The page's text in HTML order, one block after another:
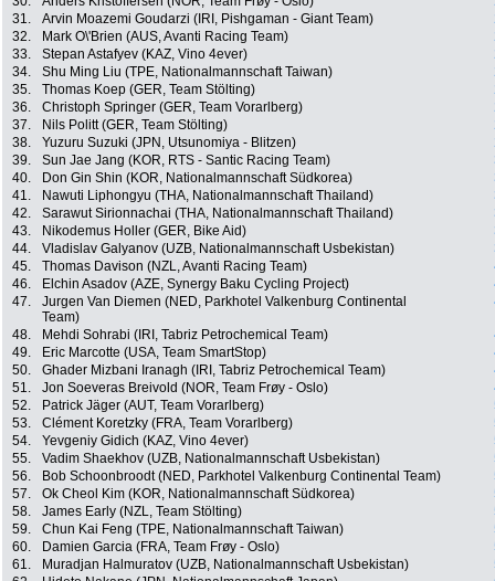
31.
Arvin Moazemi Goudarzi (IRI, Pishgaman - Giant Team)
32.
Mark O\'Brien (AUS, Avanti Racing Team)
33.
Stepan Astafyev (KAZ, Vino 4ever)
34.
Shu Ming Liu (TPE, Nationalmannschaft Taiwan)
35.
Thomas Koep (GER, Team Stölting)
36.
Christoph Springer (GER, Team Vorarlberg)
37.
Nils Politt (GER, Team Stölting)
38.
Yuzuru Suzuki (JPN, Utsunomiya - Blitzen)
39.
Sun Jae Jang (KOR, RTS - Santic Racing Team)
40.
Don Gin Shin (KOR, Nationalmannschaft Südkorea)
41.
Nawuti Liphongyu (THA, Nationalmannschaft Thailand)
42.
Sarawut Sirionnachai (THA, Nationalmannschaft Thailand)
43.
Nikodemus Holler (GER, Bike Aid)
44.
Vladislav Galyanov (UZB, Nationalmannschaft Usbekistan)
45.
Thomas Davison (NZL, Avanti Racing Team)
46.
Elchin Asadov (AZE, Synergy Baku Cycling Project)
47.
Jurgen Van Diemen (NED, Parkhotel Valkenburg Continental
Team)
48. Mehdi Sohrabi (IRI, Tabriz Petrochemical Team)
49.
Eric Marcotte (USA, Team SmartStop)
50.
Ghader Mizbani Iranagh (IRI, Tabriz Petrochemical Team)
51.
Jon Soeveras Breivold (NOR, Team Frøy - Oslo)
52.
Patrick Jäger (AUT, Team Vorarlberg)
53.
Clément Koretzky (FRA, Team Vorarlberg)
54.
Yevgeniy Gidich (KAZ, Vino 4ever)
55.
Vadim Shaekhov (UZB, Nationalmannschaft Usbekistan)
56.
Bob Schoonbroodt (NED, Parkhotel Valkenburg Continental Team)
57.
Ok Cheol Kim (KOR, Nationalmannschaft Südkorea)
58.
James Early (NZL, Team Stölting)
59.
Chun Kai Feng (TPE, Nationalmannschaft Taiwan)
60.
Damien Garcia (FRA, Team Frøy - Oslo)
61.
Muradjan Halmuratov (UZB, Nationalmannschaft Usbekistan)